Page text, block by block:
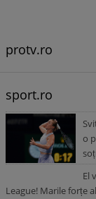
protv.ro
sport.ro
o
El
League! Marile forțe